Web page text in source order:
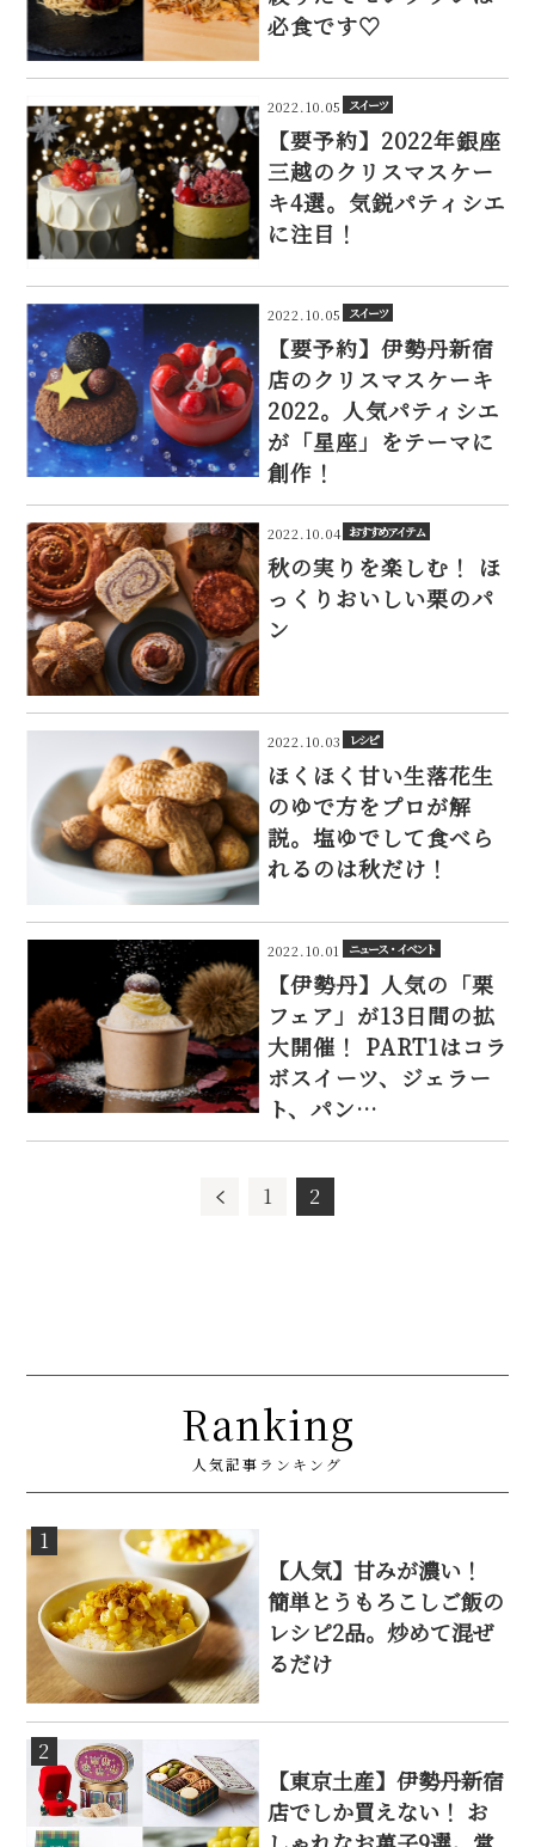
必食です♡
2022.10.05 スイーツ
【要予約】2022年銀座
三越のクリスマスケー
キ4選。気鋭パティシエ
に注目！
2022.10.05 スイーツ
【要予約】伊勢丹新宿
店のクリスマスケーキ
2022。人気パティシエ
が「星座」をテーマに
創作！
2022.10.04 おすすめアイテム
秋の実りを楽しむ！ ほ
っくりおいしい栗のパ
ン
2022.10.03 レシピ
ほくほく甘い生落花生
のゆで方をプロが解
説。塩ゆでして食べら
れるのは秋だけ！
2022.10.01 ニュース・イベント
【伊勢丹】人気の「栗
フェア」が13日間の拡
大開催！ PART1はコラ
ボスイーツ、ジェラー
ト、パン…
1 2
Ranking
人気記事ランキング
1
【人気】甘みが濃い！
簡単とうもろこしご飯の
レシピ2品。炒めて混ぜ
るだけ
2
【東京土産】伊勢丹新宿
店でしか買えない！ お